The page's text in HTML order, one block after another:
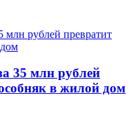
35 млн рублей
в жилой дом